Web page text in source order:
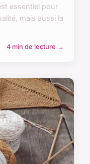
essentiel pour
mais aussi la
4 min de lecture →